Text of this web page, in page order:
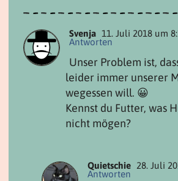
Svenja 11. Juli 2018 um
Antworten
Unser Problem ist,
leider immer unserer
wegessen will. 😀
Kennst du Futter, was
nicht mögen?
Quietschie 28. Juli
Antworten